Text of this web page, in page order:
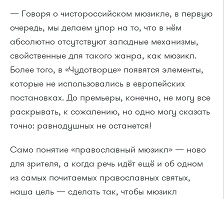
— Говоря о чистороссийском мюзикле, в первую
очередь, мы делаем упор на то, что в нём
абсолютно отсутствуют западные механизмы,
свойственные для такого жанра, как мюзикл.
Более того, в «Чудотворце» появятся элементы,
которые не использовались в европейских
постановках. До премьеры, конечно, не могу все
раскрывать, к сожалению, но одно могу сказать
точно: равнодушных не останется!
Само понятие «православный мюзикл» — ново
для зрителя, а когда речь идёт ещё и об одном
из самых почитаемых православных святых,
наша цель — сделать так, чтобы мюзикл